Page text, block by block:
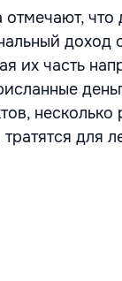
доход
их часть
для